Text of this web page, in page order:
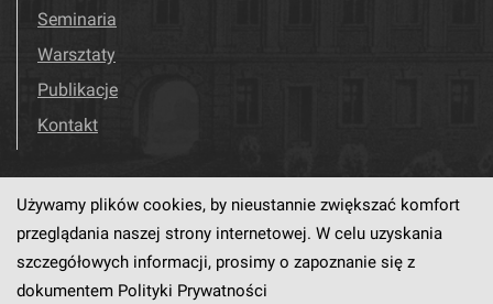
Seminaria
Warsztaty
Publikacje
Kontakt
Odwiedź nas! Facebook
Używamy plików cookies, by nieustannie zwiększać komfort
przeglądania naszej strony internetowej. W celu uzyskania
szczegółowych informacji, prosimy o zapoznanie się z
dokumentem Polityki Prywatności